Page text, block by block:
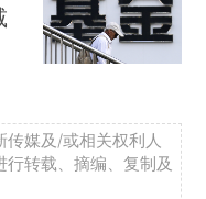
媒及/或相关权利人
转载、摘编、复制及